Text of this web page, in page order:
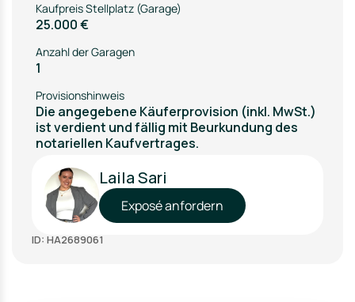
Kaufpreis Stellplatz (Garage)
25.000 €
Anzahl der Garagen
1
Provisionshinweis
Die angegebene Käuferprovision (inkl. MwSt.)
ist verdient und fällig mit Beurkundung des
notariellen Kaufvertrages.
Laila Sari
Exposé anfordern
ID: HA2689061